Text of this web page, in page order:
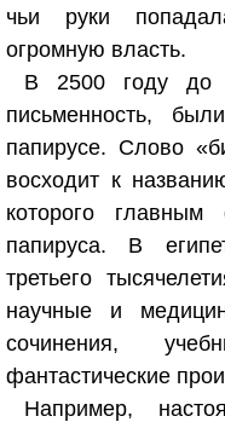
чьи руки
огромную власть.
В 2500 году до
письменность,
папирусе. Слово
восходит к
которого главным
папируса. В
третьего
научные и
сочинения,
фантастические
Например,